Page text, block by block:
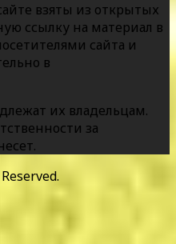
взяты из открытых
ссылку на материал в
сайта и
в
их владельцам.
за